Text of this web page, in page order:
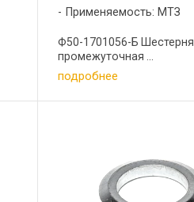
Применяемость: МТЗ
Ф50-1701056-Б Шестерня
промежуточная ...
подробнее